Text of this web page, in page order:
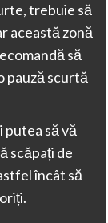
trebuie să
această zonă
să
pauză scurtă
să vă
scăpați de
încât să